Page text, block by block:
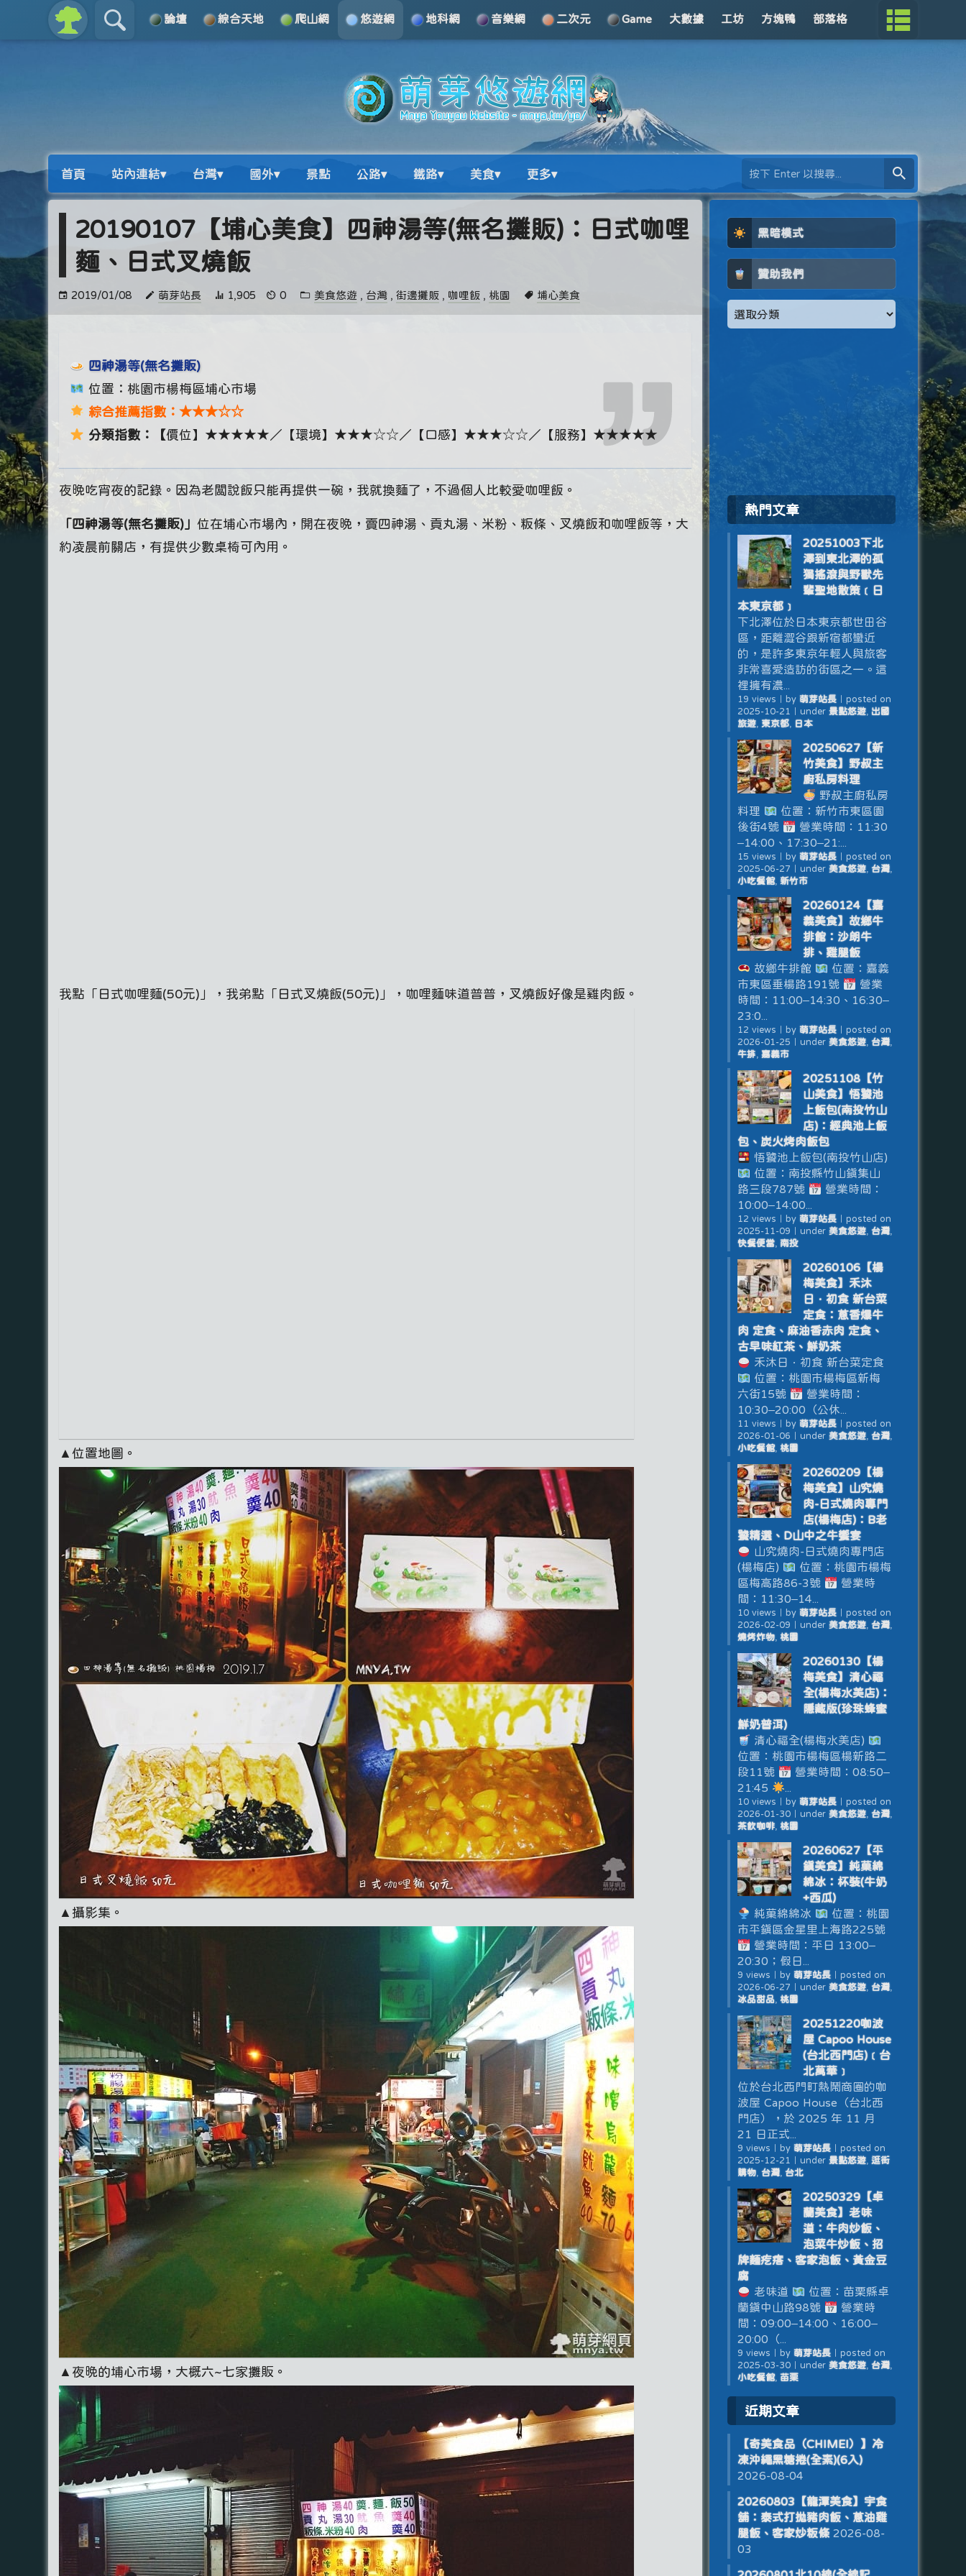
論壇 綜合天地 爬山網 悠遊網 地科網 音樂網 二次元 Game 大數據 工坊 方塊鴨 部落格
首頁 站內連結▾ 台灣▾ 國外▾ 景點 公路▾ 鐵路▾ 美食▾ 更多▾
20190107【埔心美食】四神湯等(無名攤販)：日式咖哩
麵、日式叉燒飯
2019/01/08 萌芽站長 1,905 0 美食悠遊 , 台灣 ,街邊攤販 , 咖哩飯 , 桃園 埔心美食
四神湯等(無名攤販)
位置：桃園市楊梅區埔心市場
綜合推薦指數：★★★☆☆
分類指數：【價位】★★★★★／【環境】★★★☆☆／【口感】★★★☆☆／【服務】★★★★★
夜晚吃宵夜的記錄。因為老闆說飯只能再提供一碗，我就換麵了，不過個人比較愛咖哩飯。
「四神湯等(無名攤販)」位在埔心市場內，開在夜晚，賣四神湯、貢丸湯、米粉、粄條、叉燒飯和咖哩飯等，大
約凌晨前關店，有提供少數桌椅可內用。
我點「日式咖哩麵(50元)」，我弟點「日式叉燒飯(50元)」，咖哩麵味道普普，叉燒飯好像是雞肉飯。
▲位置地圖。
▲攝影集。
▲夜晚的埔心市場，大概六~七家攤販。
黑暗模式
贊助我們
熱門文章
20251003下北
澤到東北澤的孤
獨搖滾與野獸先
輩聖地散策﹝日
本東京都﹞
下北澤位於日本東京都世田谷
區，距離澀谷跟新宿都蠻近
的，是許多東京年輕人與旅客
非常喜愛造訪的街區之一。這
裡擁有濃...
19 views by 萌芽站長｜ posted on
2025-10-21
under 景點悠遊, 出國
旅遊, 東京都, 日本
20250627【新
竹美食】野叔主
廚私房料理
野叔主廚私房
料理
位置：新竹市東區園
後街4號
營業時間：11:30
–14:00、17:30–21:...
15 views by 萌芽站長｜ posted on
2025-06-27
under 美食悠遊, 台灣,
小吃餐館, 新竹市
20260124【嘉
義美食】故鄉牛
排館：沙朗牛
排、雞腿飯
故鄉牛排館
位置：嘉義
市東區垂楊路191號
營業
時間：11:00–14:30、16:30–
23:0...
12 views by 萌芽站長｜ posted on
2026-01-25
under 美食悠遊, 台灣,
牛排
嘉義市
20251108【竹
山美食】悟饕池
上飯包(南投竹山
店)：經典池上飯
包、炭火烤肉飯包
悟饕池上飯包(南投竹山店)
位置：南投縣竹山鎮集山
路三段787號
營業時間：
10:00–14:00...
12 views by 萌芽站長｜ posted on
2025-11-09
under 美食悠遊, 台灣,
快餐便當, 南投
20260106【楊
梅美食】禾沐
日．初食 新台菜
定食：蔥香爆牛
肉 定食、麻油香赤肉 定食、
古早味紅茶、鮮奶茶
禾沐日．初食 新台菜定食
位置：桃園市楊梅區新梅
六街15號
營業時間：
10:30–20:00（公休...
11 views by 萌芽站長｜ posted on
2026-01-06
under 美食悠遊, 台灣,
小吃餐館, 桃園
20260209【楊
梅美食】山究燒
肉-日式燒肉專門
店(楊梅店)：B老
饕精選、D山中之牛饗宴
山究燒肉-日式燒肉專門店
(楊梅店)
位置：桃園市楊梅
區梅高路86-3號
營業時
間：11:30–14...
10 views by 萌芽站長｜ posted on
2026-02-09
under 美食悠遊, 台灣,
燒烤炸物, 桃園
20260130【楊
梅美食】清心福
全(楊梅水美店)：
隱藏版(珍珠蜂蜜
鮮奶普洱)
清心福全(楊梅水美店)
位置：桃園市楊梅區楊新路二
段11號
營業時間：08:50–
21:45
10 views by 萌芽站長｜ posted on
2026-01-30｜ under 美食悠遊, 台灣,
茶飲咖啡, 桃園
20260627【平
鎮美食】純菓綿
綿冰：杯裝(牛奶
+西瓜)
純菓綿綿冰
位置：桃園
市平鎮區金星里上海路225號
營業時間：平日 13:00–
20:30；假日...
9 views by 萌芽站長｜ posted on
2026-06-27
under 美食悠遊, 台灣,
冰品甜品, 桃園
20251220咖波
屋 Capoo House
(台北西門店)﹝台
北萬華﹞
位於台北西門町熱鬧商圈的咖
波屋 Capoo House（台北西
門店），於 2025 年 11 月
21 日正式...
9 views by 萌芽站長｜ posted on
2025-12-21
under 景點悠遊, 逛街
購物, 台灣, 台北
20250329【卓
蘭美食】老味
道：牛肉炒飯、
泡菜牛炒飯、招
牌麵疙瘩、客家泡飯、黃金豆
腐
老味道
位置：苗栗縣卓
蘭鎮中山路98號
營業時
間：09:00–14:00、16:00–
20:00（...
9 views by 萌芽站長｜ posted on
2025-03-30｜ under 美食悠遊, 台灣,
小吃餐館, 苗栗
近期文章
【奇美食品（CHIMEI）】冷
凍沖繩黑糖捲(全素)(6入)
2026-08-04
20260803【龍潭美食】宇食
舖：泰式打拋豬肉飯、蔥油雞
腿飯、客家炒粄條 2026-08-
03